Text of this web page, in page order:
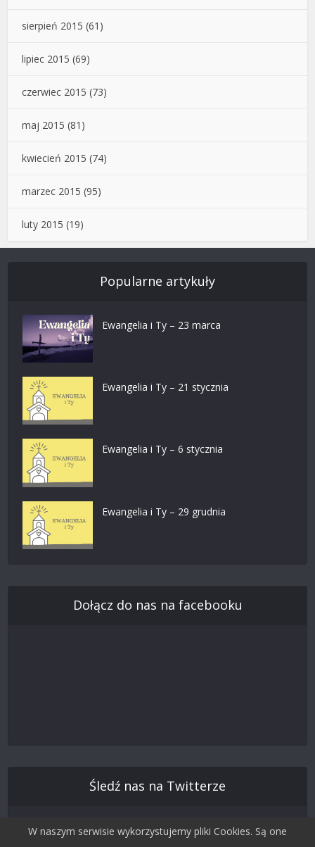
sierpień 2015 (61)
lipiec 2015 (69)
czerwiec 2015 (73)
maj 2015 (81)
kwiecień 2015 (74)
marzec 2015 (95)
luty 2015 (19)
Popularne artykuły
Ewangelia i Ty – 23 marca
Ewangelia i Ty – 21 stycznia
Ewangelia i Ty – 6 stycznia
Ewangelia i Ty – 29 grudnia
Dołącz do nas na facebooku
Śledź nas na Twitterze
W naszym serwisie wykorzystujemy pliki Cookies. Są one